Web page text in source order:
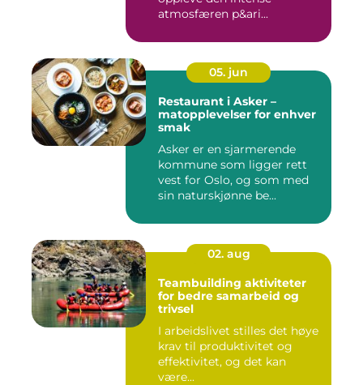
atmosfæren p&ari...
05. jun
Restaurant i Asker –
matopplevelser for enhver
smak
Asker er en sjarmerende
kommune som ligger rett
vest for Oslo, og som med
sin naturskjønne be...
02. aug
Teambuilding aktiviteter
for bedre samarbeid og
trivsel
I arbeidslivet stilles det høye
krav til produktivitet og
effektivitet, og det kan
være...